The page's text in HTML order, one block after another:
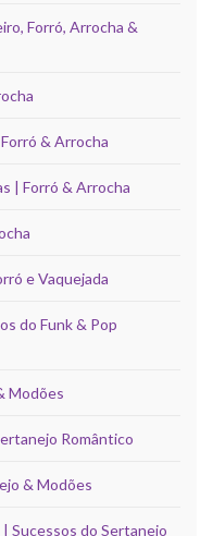
Forró, Arrocha &
& Arrocha
| Forró & Arrocha
e Vaquejada
do Funk & Pop
Modões
Romântico
& Modões
| Sucessos do Sertanejo